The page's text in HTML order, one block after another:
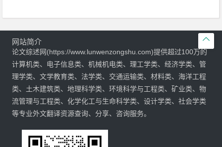

网站简介
论文综述网(https://www.lunwenzongshu.com)提供超过100万的
计算机类、电子信息类、机械机电类、理工学类、经济学类、管
理学类、文学教育类、法学类、交通运输类、材料类、海洋工程
类、土木建筑类、地理科学类、环境科学与工程类、矿业类、物
流管理与工程类、化学化工与生命科学类、设计学类、社会学类
等专业外文翻译资源查询、分享、咨询服务。